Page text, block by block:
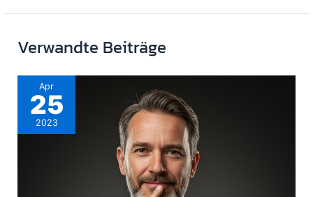
Verwandte Beiträge
Apr
25
2023